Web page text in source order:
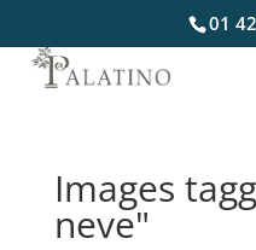
01
Images
neve"